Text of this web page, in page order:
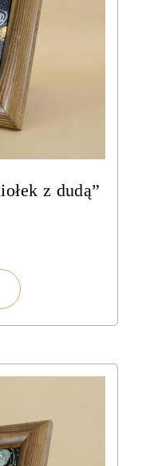
z dudą”